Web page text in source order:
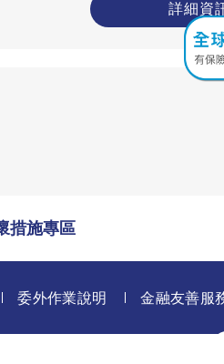
詳細資
措施專區
委外作業說明 金融友善服